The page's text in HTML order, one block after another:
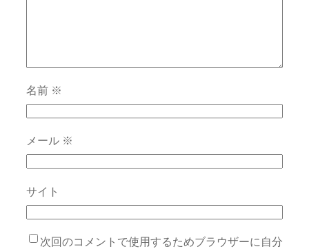
名前 ※
メール ※
サイト
次回のコメントで使用するためブラウザーに自分